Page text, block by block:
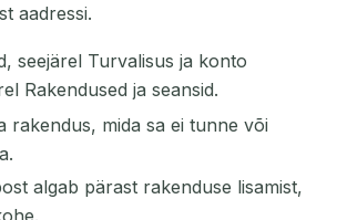
aadressi.
seejärel Turvalisus ja konto
Rakendused ja seansid.
rakendus, mida sa ei tunne või
algab pärast rakenduse lisamist,